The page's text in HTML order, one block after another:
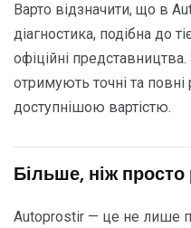
Варто відзначити, що в
діагностика, подібна до
офіційні
отримують точні та повні
доступнішою вартістю.
Більше, ніж
Autoprostir — це не лише